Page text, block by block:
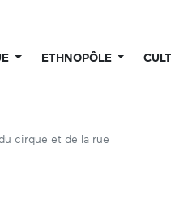
ETHNOPÔLE
cirque et de la rue